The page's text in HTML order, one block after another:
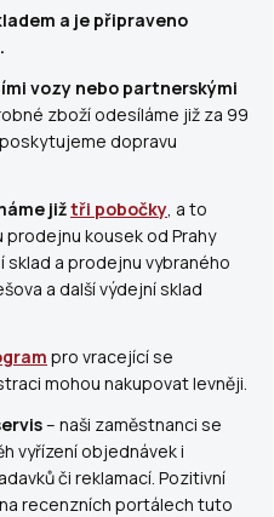
a je připraveno
vozy nebo partnerskými
zboží odesíláme již za 99
dopravu
jižtři pobočky, a to
kousek od Prahy
sklad a prodejnu vybraného
a další výdejní sklad
pro vracející se
mohou nakupovat levněji.
– naši zaměstnanci se
vyřízení objednávek i
či reklamací. Pozitivní
recenzních portálech tuto